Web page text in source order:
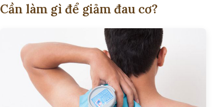
Cần làm gì để giảm đau cơ?